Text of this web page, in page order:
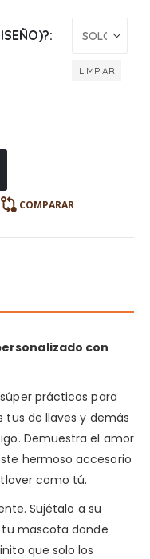
LIMPIAR
COMPARAR
con
prácticos para
tus de llaves y demás
Demuestra el amor
hermoso accesorio
como tú.
Sujétalo a su
tu mascota donde
que solo los